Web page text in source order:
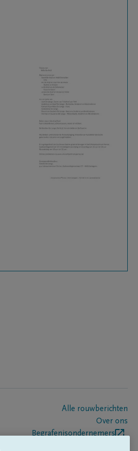
Alle rouwberichten
Over ons
Begrafenisondernemers